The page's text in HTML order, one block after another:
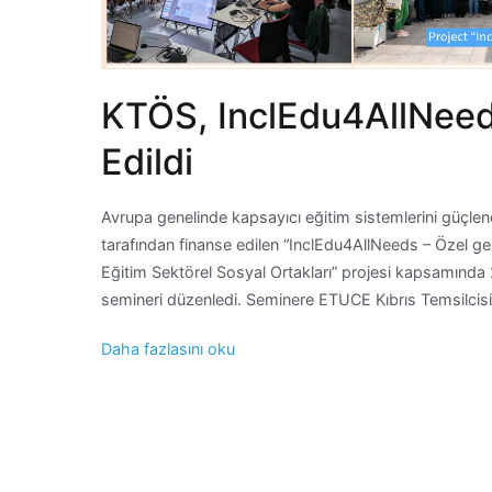
KTÖS,
Edildi
Avrupa genelinde kapsayıcı eğitim sistemlerini
tarafından finanse edilen “InclEdu4AllNeeds – Özel
Eğitim Sektörel Sosyal Ortakları” projesi
semineri düzenledi. Seminere ETUCE Kıbrıs
Daha fazlasını oku